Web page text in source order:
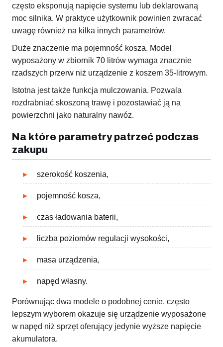
często eksponują napięcie systemu lub deklarowaną
moc silnika. W praktyce użytkownik powinien zwracać
uwagę również na kilka innych parametrów.
Duże znaczenie ma pojemność kosza. Model
wyposażony w zbiornik 70 litrów wymaga znacznie
rzadszych przerw niż urządzenie z koszem 35-litrowym.
Istotna jest także funkcja mulczowania. Pozwala
rozdrabniać skoszoną trawę i pozostawiać ją na
powierzchni jako naturalny nawóz.
Na które parametry patrzeć podczas
zakupu
szerokość koszenia,
pojemność kosza,
czas ładowania baterii,
liczba poziomów regulacji wysokości,
masa urządzenia,
napęd własny.
Porównując dwa modele o podobnej cenie, często
lepszym wyborem okazuje się urządzenie wyposażone
w napęd niż sprzęt oferujący jedynie wyższe napięcie
akumulatora.